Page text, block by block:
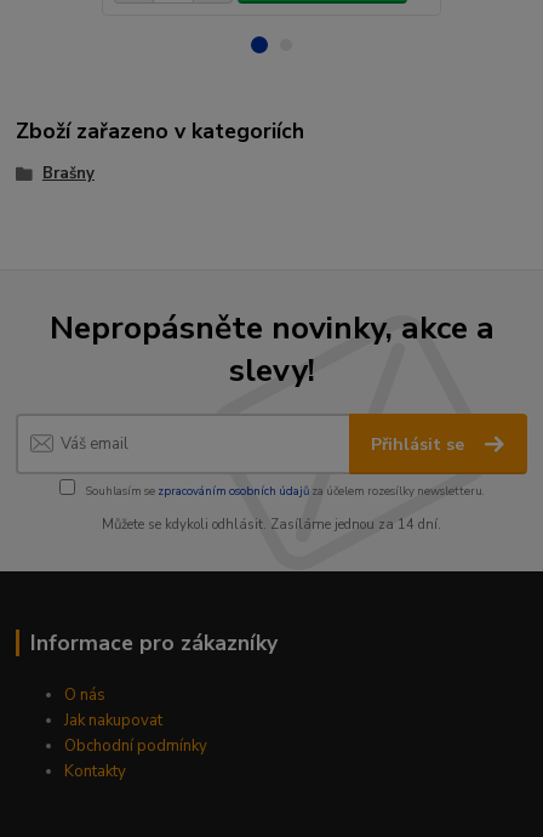
Zboží zařazeno v kategoriích
Brašny
Nepropásněte novinky, akce a
slevy!
Přihlásit se
Souhlasím se zpracováním osobních údajůza účelem rozesílky newsletteru.
Můžete se kdykoli odhlásit. Zasíláme jednou za 14 dní.
Informace pro zákazníky
O nás
Jak nakupovat
Obchodní podmínky
Kontakty